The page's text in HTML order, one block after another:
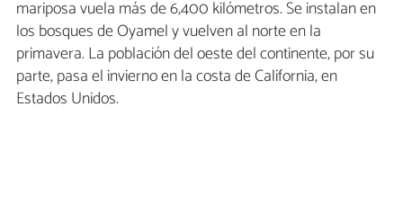
mariposa vuela más de 6,400 kilómetros. Se instalan en
los bosques de Oyamel y vuelven al norte en la
primavera. La población del oeste del continente, por su
parte, pasa el invierno en la costa de California, en
Estados Unidos.